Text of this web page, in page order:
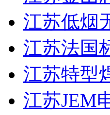
江苏低烟
江苏法国
江苏特型
江苏JEM